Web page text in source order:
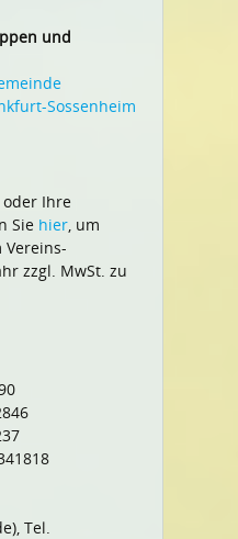
und
Sossenheim
Ihre
Sie hier, um
Vereins-
zzgl. MwSt. zu
Tel.